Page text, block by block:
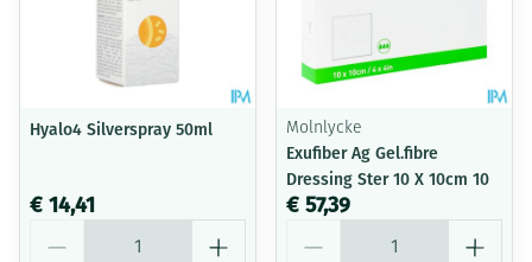
Hyalo4 Silverspray 50ml
€ 14,41
Molnlycke
Exufiber Ag Gel.fibre
Dressing Ster 10 X 10cm 10
€ 57,39